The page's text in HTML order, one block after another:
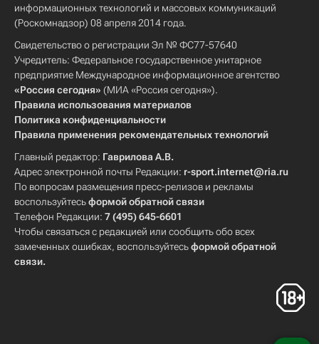
информационных технологий и массовых коммуникаций
(Роскомнадзор) 08 апреля 2014 года.
Свидетельство о регистрации Эл № ФС77-57640
Учредитель: Федеральное государственное унитарное
предприятие Международное информационное агентство
«Россия сегодня» (МИА «Россия сегодня»).
Правила использования материалов
Политика конфиденциальности
Правила применения рекомендательных технологий
Главный редактор: Гаврилова А.В.
Адрес электронной почты Редакции: r-sport.internet@ria.ru
По вопросам размещения пресс-релизов и рекламы
воспользуйтесьформой обратной связи
Телефон Редакции: 7 (495) 645-6601
Чтобы связаться с редакцией или сообщить обо всех
замеченных ошибках, воспользуйтесьформой обратной
связи.